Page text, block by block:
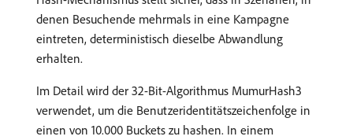
denen Besuchende mehrmals in eine Kampagne
eintreten, deterministisch dieselbe Abwandlung
erhalten.
Im Detail wird der 32-Bit-Algorithmus MumurHash3
verwendet, um die Benutzeridentitätszeichenfolge in
einen von 10.000 Buckets zu hashen. In einem